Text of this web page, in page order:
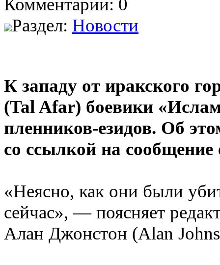
Раздел: Новости
К западу от иракского
(Tal Afar) боевики
пленников-езидов. Об
со ссылкой на сообщение
«Неясно, как они были
сейчас», — поясняет
Алан Джонстон (Alan